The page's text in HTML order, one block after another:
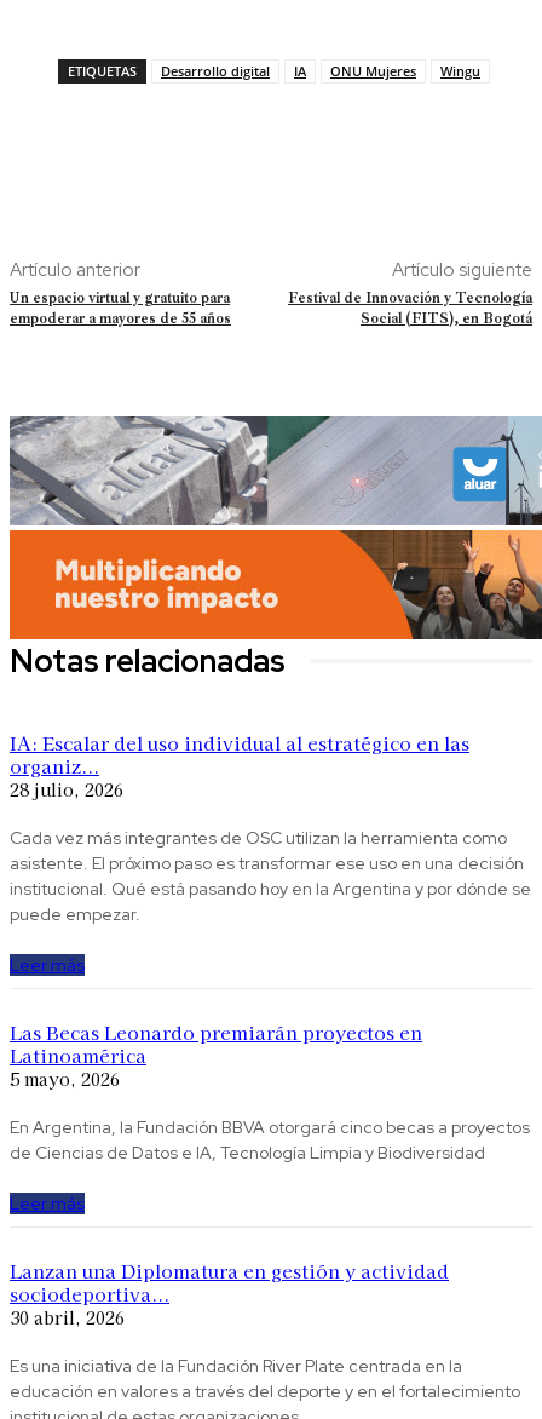
ETIQUETAS Desarrollo digital IA ONU Mujeres Wingu
Artículo anterior
Un espacio virtual y gratuito para
empoderar a mayores de 55 años
Artículo siguiente
Festival de Innovación y Tecnología
Social (FITS), en Bogotá
Notas relacionadas
IA: Escalar del uso individual al estratégico en las
organiz...
28 julio, 2026
Cada vez más integrantes de OSC utilizan la herramienta como
asistente. El próximo paso es transformar ese uso en una decisión
institucional. Qué está pasando hoy en la Argentina y por dónde se
puede empezar.
Leer más
Las Becas Leonardo premiarán proyectos en
Latinoamérica
5 mayo, 2026
En Argentina, la Fundación BBVA otorgará cinco becas a proyectos
de Ciencias de Datos e IA, Tecnología Limpia y Biodiversidad
Leer más
Lanzan una Diplomatura en gestión y actividad
sociodeportiva...
30 abril, 2026
Es una iniciativa de la Fundación River Plate centrada en la
educación en valores a través del deporte y en el fortalecimiento